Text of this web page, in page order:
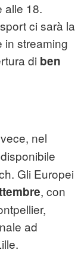
alle 18.
ci sarà la
in streaming
di ben
nel
Gli Europei
, con
ad